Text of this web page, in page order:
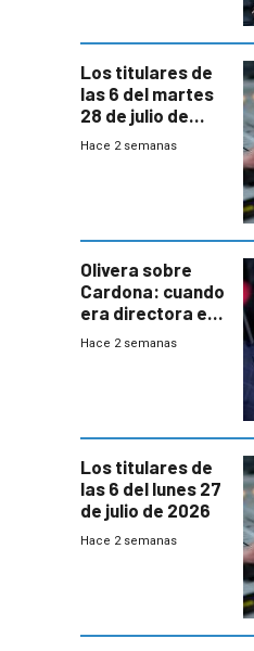
Los titulares de
las 6 del martes
28 de julio de
2026
Hace 2 semanas
Olivera sobre
Cardona: cuando
era directora en
UTE “no era muy
Hace 2 semanas
Los titulares de
las 6 del lunes 27
de julio de 2026
Hace 2 semanas